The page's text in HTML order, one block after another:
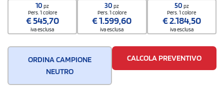
10pz
Pers. 1 colore
€545,70
iva esclusa
30pz
Pers. 1 colore
€1.599,60
iva esclusa
50 pz
Pers. 1 colore
€2.184,50
iva esclusa
ORDINA CAMPIONE
NEUTRO
CALCOLA PREVENTIVO